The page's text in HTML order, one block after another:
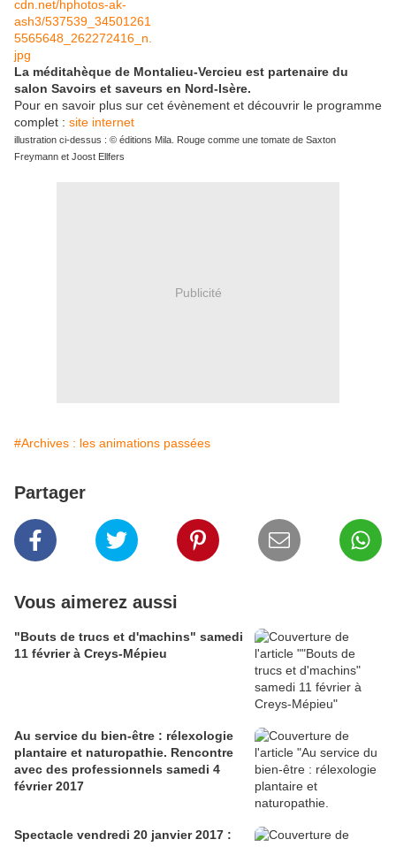
La méditahèque de Montalieu-Vercieu est partenaire du
salon Savoirs et saveurs en Nord-Isère.
Pour en savoir plus sur cet évènement et découvrir le programme
complet : site internet
illustration ci-dessus : © éditions Mila. Rouge comme une tomate de Saxton
Freymann et Joost Ellfers
Publicité
#Archives : les animations passées
Partager
Vous aimerez aussi
"Bouts de trucs et d'machins" samedi
11 février à Creys-Mépieu
Au service du bien-être : rélexologie
plantaire et naturopathie. Rencontre
avec des professionnels samedi 4
février 2017
Spectacle vendredi 20 janvier 2017 :